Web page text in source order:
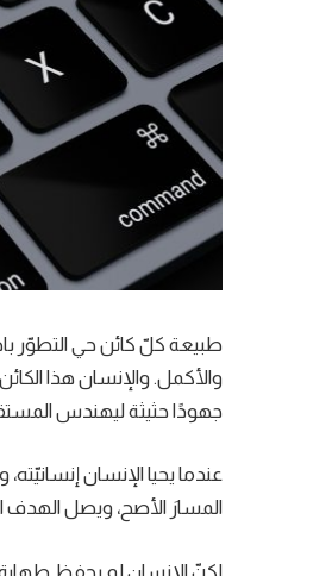
طبيعة كلّ كائن حي التطوّر
والأكمل. والإنسان هذا
جهودًا حثيثة ليهندس
عندما يحيا الإنسان
المسارَ الأصح، ويصل الهدف